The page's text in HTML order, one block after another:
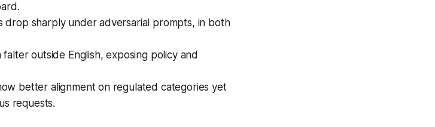
drop sharply under adversarial prompts, in both
falter outside English, exposing policy and
better alignment on regulated categories yet
requests.